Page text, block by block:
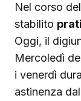
Nel corso
stabilito
Oggi, il
Mercoledì
i venerdì
astinenza